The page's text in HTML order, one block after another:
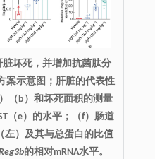
脏坏死，并增加抗菌肽分
案示意图；肝脏的代表性
（b）和坏死面积的测量
（e）的水平；（f）肠道
左）及其与总蛋白的比值
的相对mRNA水平。